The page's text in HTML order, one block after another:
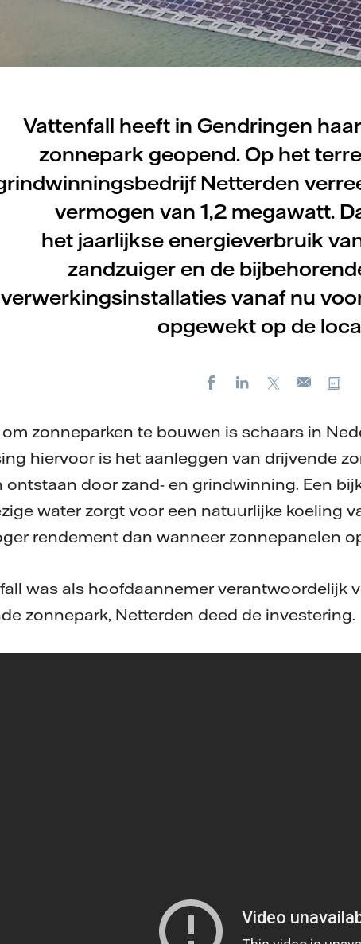
Vattenfall heeft in Gendringen
zonnepark geopend. Op het
Netterden
vermogen van 1,2 megawatt.
het jaarlijkse energieverbruik
zandzuiger en de
verwerkingsinstallaties vanaf nu
opgewekt op de
FacebookLinkedIn
X
E-
zonneparken te bouwen is schaars in
hiervoor is het aanleggen van drijvende
ontstaan door zand- en grindwinning. Een
water zorgt voor een natuurlijke koeling
rendement dan wanneer zonnepanelen
was als hoofdaannemer verantwoordelijk
zonnepark, Netterden deed de investering.